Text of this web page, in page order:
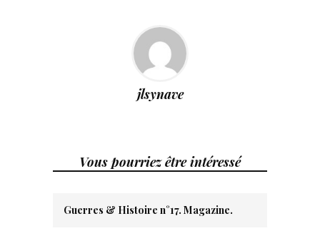
jlsynave
Vous pourriez être intéressé
Guerres & Histoire n°17. Magazine.